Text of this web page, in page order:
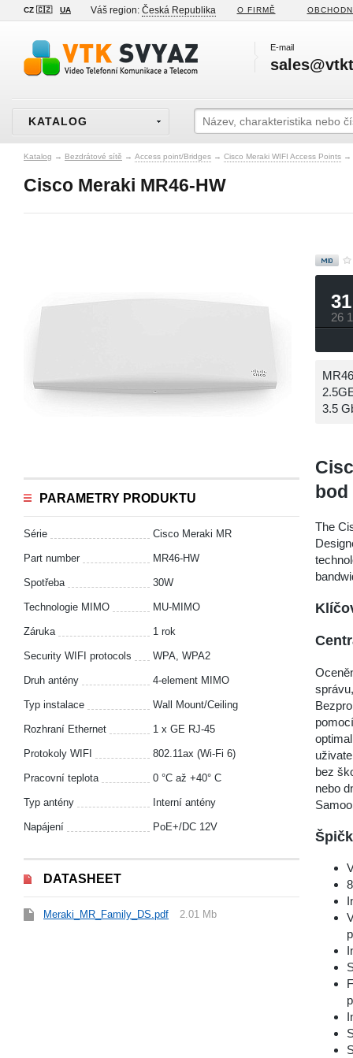
CZ 🇨🇿 UA Váš region: Česká Republika O FIRMĚ
E-mail
KATALOG
Katalog → Bezdrátové sítě → Access point/Bridges → Cisco Meraki WIFI Access Points →
Cisco Meraki MR46-HW
PARAMETRY PRODUKTU
Série Cisco Meraki MR
Part number MR46-HW
Spotřeba 30W
Technologie MIMO MU-MIMO
Záruka 1 rok
Security WIFI protocols WPA, WPA2
Druh antény 4-element MIMO
Typ instalace Wall Mount/Ceiling
Rozhraní Ethernet 1 x GE RJ-45
Protokoly WIFI 802.11ax (Wi-Fi 6)
Pracovní teplota 0 °C až +40° C
Typ antény Interní antény
Napájení PoE+/DC 12V
DATASHEET
Meraki_MR_Family_DS.pdf 2.01 Mb
26
3.5
bod
The
bez
nebo